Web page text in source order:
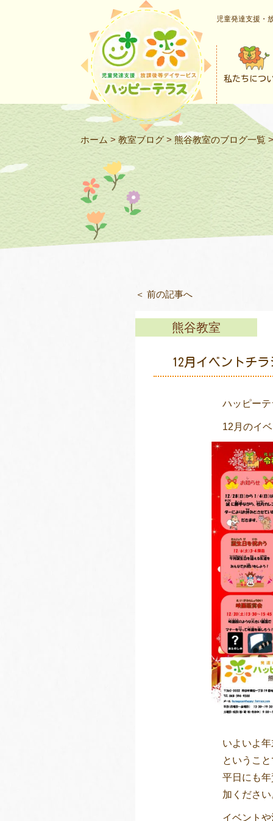
児童発達支援・
私たちにつ
ホーム > 教室ブログ > 熊谷教室のブログ一覧
＜ 前の記事へ
熊谷教室
12月イベントチラ
ハッピー
12月のイ
いよいよ
というこ
平日にも
加ください
イベント